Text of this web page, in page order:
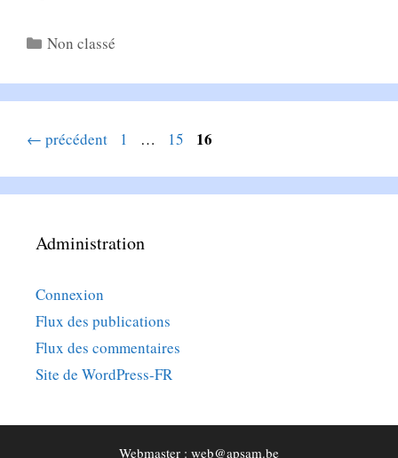
Catégories
Non classé
← précédent Page
1 … Page
15 Page
16
Administration
Connexion
Flux des publications
Flux des commentaires
Site de WordPress-FR
Webmaster : web@apsam.be